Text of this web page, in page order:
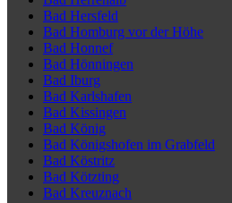
Bad Hersfeld
Bad Homburg vor der Höhe
Bad Honnef
Bad Hönningen
Bad Iburg
Bad Karlshafen
Bad Kissingen
Bad König
Bad Königshofen im Grabfeld
Bad Köstritz
Bad Kötzting
Bad Kreuznach